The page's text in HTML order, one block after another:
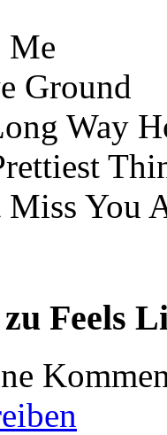
Me
Ground
Way
Miss You
Feels